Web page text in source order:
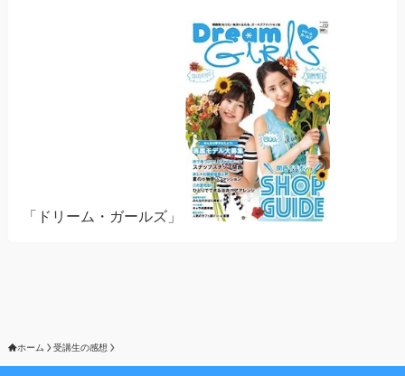
「ドリーム・ガールズ」
ホーム 受講生の感想